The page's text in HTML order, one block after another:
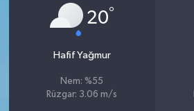
20°
Hafif Yağmur
Nem: %55
Rüzgar: 3.06 m/s